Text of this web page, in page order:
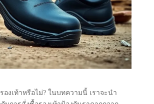
งเท้าหรือไม่? ในบทความนี้ เราจะนำ